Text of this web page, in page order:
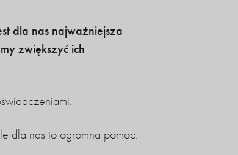
dla nas najważniejsza
zwiększyć ich
dla nas to ogromna pomoc.